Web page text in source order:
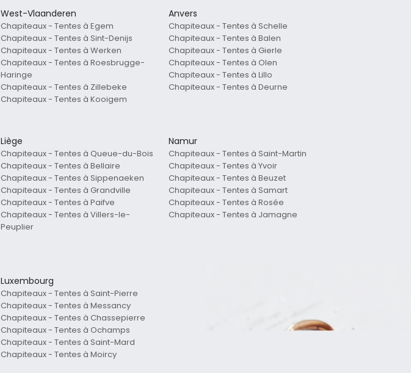
West-Vlaanderen
Chapiteaux - Tentes à Egem
Chapiteaux - Tentes à Sint-Denijs
Chapiteaux - Tentes à Werken
Chapiteaux - Tentes à Roesbrugge-
Haringe
Chapiteaux - Tentes à Zillebeke
Chapiteaux - Tentes à Kooigem
Anvers
Chapiteaux - Tentes à Schelle
Chapiteaux - Tentes à Balen
Chapiteaux - Tentes à Gierle
Chapiteaux - Tentes à Olen
Chapiteaux - Tentes à Lillo
Chapiteaux - Tentes à Deurne
Liège
Chapiteaux - Tentes à Queue-du-Bois
Chapiteaux - Tentes à Bellaire
Chapiteaux - Tentes à Sippenaeken
Chapiteaux - Tentes à Grandville
Chapiteaux - Tentes à Paifve
Chapiteaux - Tentes à Villers-le-
Peuplier
Namur
Chapiteaux - Tentes à Saint-Martin
Chapiteaux - Tentes à Yvoir
Chapiteaux - Tentes à Beuzet
Chapiteaux - Tentes à Samart
Chapiteaux - Tentes à Rosée
Chapiteaux - Tentes à Jamagne
Luxembourg
Chapiteaux - Tentes à Saint-Pierre
Chapiteaux - Tentes à Messancy
Chapiteaux - Tentes à Chassepierre
Chapiteaux - Tentes à Ochamps
Chapiteaux - Tentes à Saint-Mard
Chapiteaux - Tentes à Moircy